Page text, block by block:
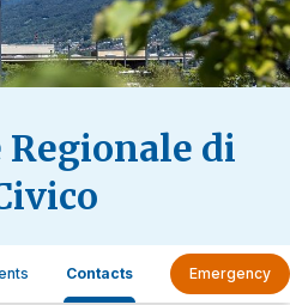
Regionale di
Contacts Emergency